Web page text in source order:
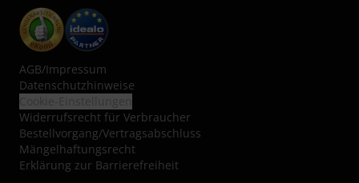
AGB/Impressum
Datenschutzhinweise
Widerrufsrecht für Verbraucher
Bestellvorgang/Vertragsabschluss
Mängelhaftungsrecht
Erklärung zur Barrierefreiheit